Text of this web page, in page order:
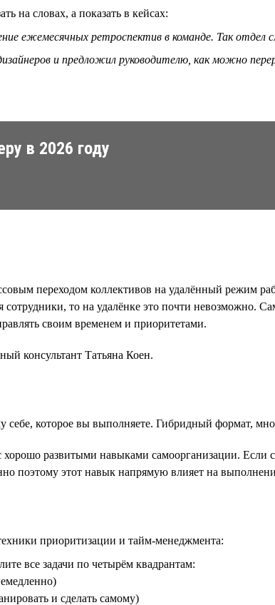
на словах, а показать в кейсах:
ежемесячных ретроспектив в команде. Так
и предложил руководителю, как можно
в 2026 году
переходом коллективов на удалённый режим
то на удалёнке это почти невозможно.
своим временем и приоритетами.
консультант Татьяна Коен.
которое вы выполняете. Гибридный формат,
хорошо развитыми навыками самоорганизации. Если
поэтому этот навык напрямую влияет на
приоритизации и тайм-менеджмента:
все задачи по четырём квадрантам:
и сделать самому)